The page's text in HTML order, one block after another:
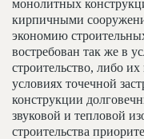
монолитных
кирпичными
экономию
востребован так же в
строительство, либо
условиях точечной
конструкции
звуковой и тепловой
строительства